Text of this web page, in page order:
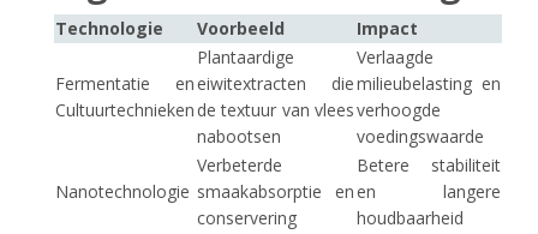
Technologie Voorbeeld Impact
Fermentatie en
Cultuurtechnieken
Plantaardige
eiwitextracten die
de textuur van vlees
nabootsen
Verlaagde
milieubelasting en
verhoogde
voedingswaarde
Nanotechnologie
Verbeterde
smaakabsorptie en
conservering
Betere stabiliteit
en langere
houdbaarheid